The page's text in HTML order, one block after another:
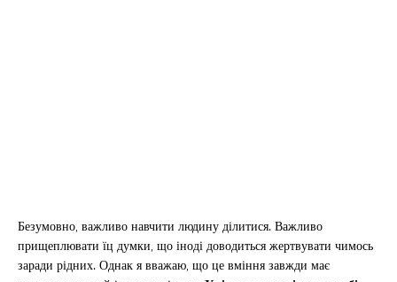
Безумовно, важливо навчити людину ділитися. Важливо
прищеплювати їц думки, що іноді доводиться жертвувати чимось
заради рідних. Однак я вважаю, що це вміння завжди має